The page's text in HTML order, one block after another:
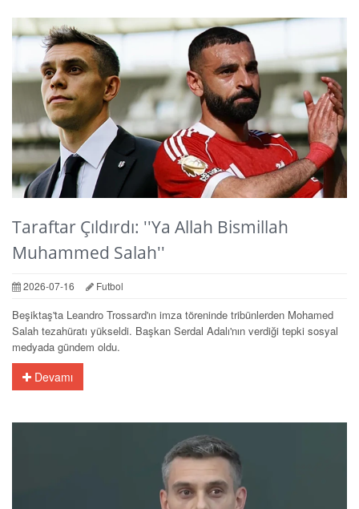
Taraftar Çıldırdı: ''Ya Allah Bismillah
Muhammed Salah''
2026-07-16 Futbol
Beşiktaş'ta Leandro Trossard'ın imza töreninde tribünlerden Mohamed
Salah tezahüratı yükseldi. Başkan Serdal Adalı'nın verdiği tepki sosyal
medyada gündem oldu.
Devamı